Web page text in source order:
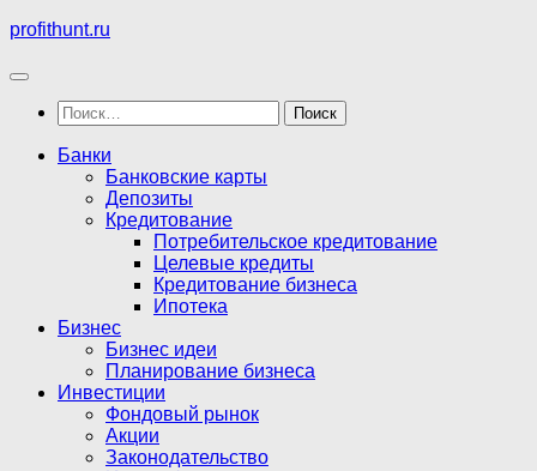
Перейти
содержимому
profithunt.ru
Найти:
Банки
Банковские карты
Депозиты
Кредитование
Потребительское кредитование
Целевые кредиты
Кредитование бизнеса
Ипотека
Бизнес
Бизнес идеи
Планирование бизнеса
Инвестиции
Фондовый рынок
Акции
Законодательство